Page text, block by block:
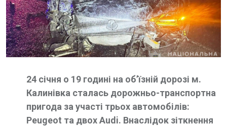
24 січня о 19 годині на об’їзній дорозі м.
Калинівка сталась дорожньо-транспортна
пригода за участі трьох автомобілів:
Peugeot та двох Audi. Внаслідок зіткнення